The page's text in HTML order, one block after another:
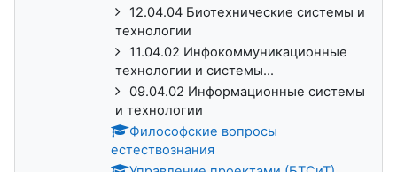
12.04.04 Биотехнические системы и
технологии
11.04.02 Инфокоммуникационные
технологии и системы...
09.04.02 Информационные системы
и технологии
Философские вопросы
естествознания